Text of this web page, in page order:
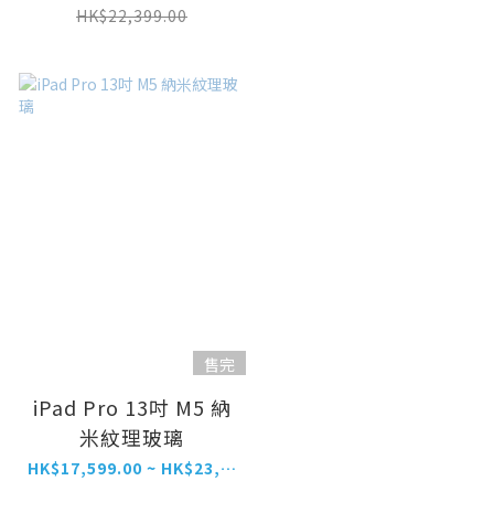
HK$22,399.00
售完
iPad Pro 13吋 M5 納
米紋理玻璃
HK$17,599.00 ~ HK$23,199.00